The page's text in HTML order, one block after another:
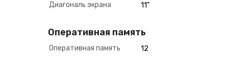
Диагональ экрана 11"
Оперативная память
Оперативная память 12